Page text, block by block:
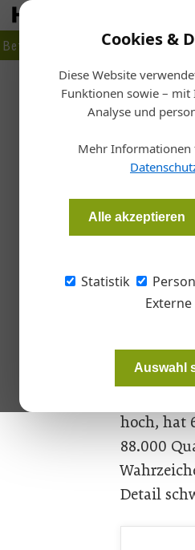
Cookies &
Diese Website
Funktionen sowie –
Analyse und
Mehr Informationen
Alle akzeptieren
Statistik
Auswahl
Betrieb
Planen
Der neue
mit seiner
Architektur-
Seit 2020
auch
eröffnet.
hoch, hat
88.000
Detail